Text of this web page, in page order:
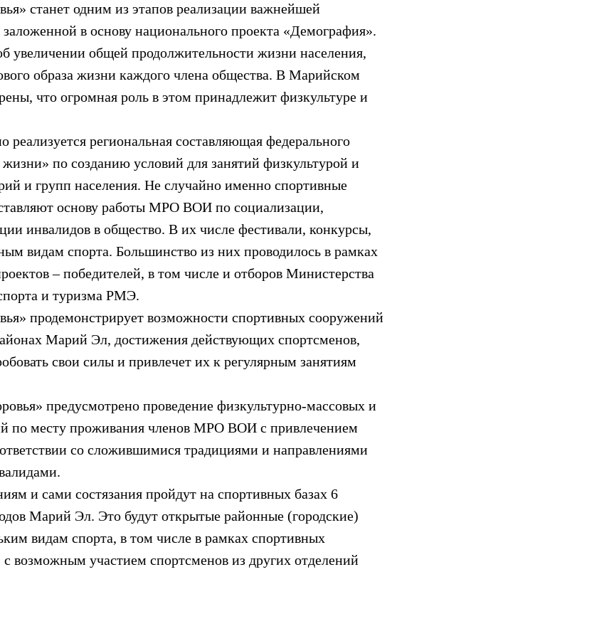
станет одним из этапов реализации важнейшей
заложенной в основу национального проекта «Демография».
увеличении общей продолжительности жизни населения,
образа жизни каждого члена общества. В Марийском
что огромная роль в этом принадлежит физкультуре и
региональная составляющая федерального
по созданию условий для занятий физкультурой и
и групп населения. Не случайно именно спортивные
основу работы МРО ВОИ по социализации,
инвалидов в общество. В их числе фестивали, конкурсы,
видам спорта. Большинство из них проводилось в рамках
– победителей, в том числе и отборов Министерства
и туризма РМЭ.
продемонстрирует возможности спортивных сооружений
Марий Эл, достижения действующих спортсменов,
свои силы и привлечет их к регулярным занятиям
предусмотрено проведение физкультурно-массовых и
по месту проживания членов МРО ВОИ с привлечением
со сложившимися традициями и направлениями
и сами состязания пройдут на спортивных базах 6
Марий Эл. Это будут открытые районные (городские)
видам спорта, в том числе в рамках спортивных
с возможным участием спортсменов из других отделений